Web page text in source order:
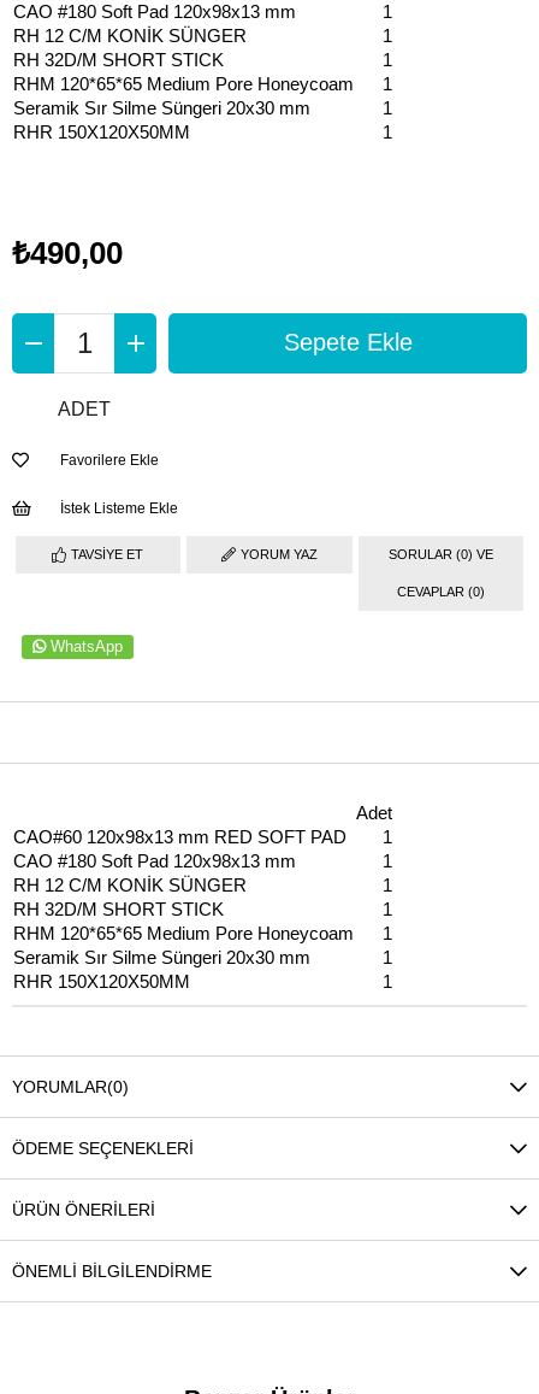
CAO #180 Soft Pad 120x98x13 mm
1
RH 12 C/M KONİK SÜNGER
1
RH 32D/M SHORT STICK
1
RHM 120*65*65 Medium Pore Honeycoam
1
Seramik Sır Silme Süngeri 20x30 mm
1
RHR 150X120X50MM
1
₺490,00
ADET
Favorilere Ekle
İstek Listeme Ekle
TAVSIYE ET YORUM YAZ SORULAR (0) VE
CEVAPLAR (0)
WhatsApp
Adet
CAO#60 120x98x13 mm RED SOFT PAD
1
CAO #180 Soft Pad 120x98x13 mm
1
RH 12 C/M KONİK SÜNGER
1
RH 32D/M SHORT STICK
1
RHM 120*65*65 Medium Pore Honeycoam
1
Seramik Sır Silme Süngeri 20x30 mm
1
RHR 150X120X50MM
1
YORUMLAR(0)
ÖDEME SEÇENEKLERI
ÜRÜN ÖNERILERI
ÖNEMLI BILGILENDIRME